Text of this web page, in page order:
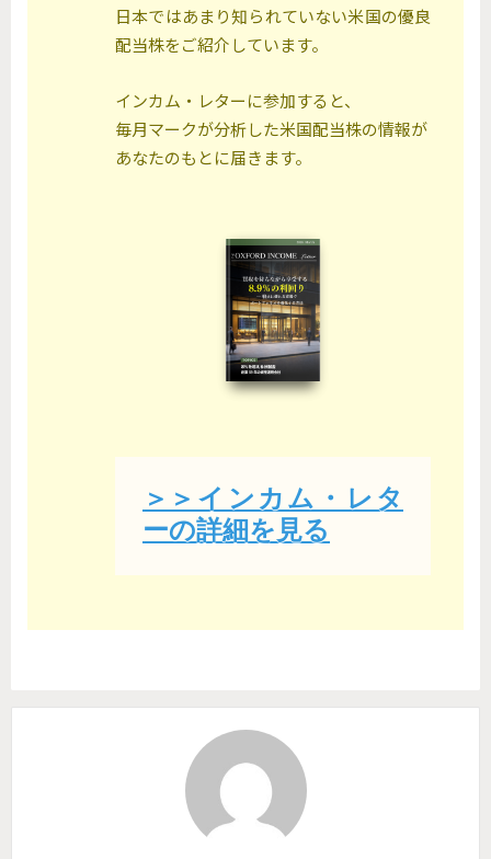
日本ではあまり知られていない米国の優良
配当株をご紹介しています。
インカム・レターに参加すると、
毎月マークが分析した米国配当株の情報が
あなたのもとに届きます。
＞＞インカム・レタ
ーの詳細を見る